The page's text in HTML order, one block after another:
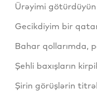
Ürəyimi
Gecikdiyim bir
Bahar qollarımda,
Şehli baxışların
Şirin görüşlərin